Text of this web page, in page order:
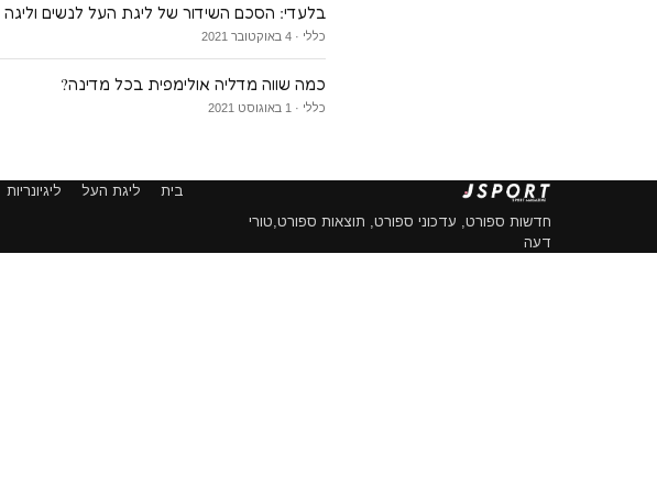
בלעדי: הסכם השידור של ליגת העל לנשים וליגה
כללי · 4 באוקטובר 2021
כמה שווה מדליה אולימפית בכל מדינה?
כללי · 1 באוגוסט 2021
חדשות ספורט, עדכוני ספורט, תוצאות ספורט,טורי
דעה
בית ליגת העל ליגיונריות